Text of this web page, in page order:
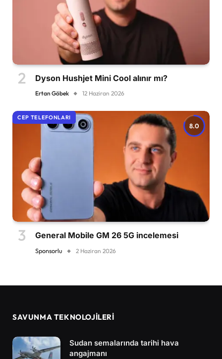
Dyson Hushjet Mini Cool alınır mı?
Ertan Göbek 12 Haziran 2026
8.0
CEP TELEFONLARI
General Mobile GM 26 5G incelemesi
Sponsorlu 2 Haziran 2026
SAVUNMA TEKNOLOJİLERİ
Sudan semalarında tarihi hava
angajmanı